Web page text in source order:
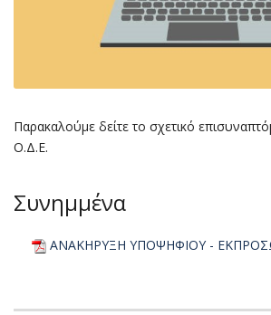
Παρακαλούμε δείτε το σχετικό
Ο.Δ.Ε.
Συνημμένα
ΑΝΑΚΗΡΥΞΗ ΥΠΟΨΗΦΙΟΥ -